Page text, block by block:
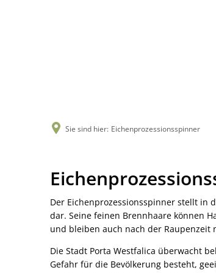
Sie sind hier: Eichenprozessionsspinner
Der Eichenprozessionsspinner stellt in
dar. Seine feinen Brennhaare können
und bleiben auch nach der
Die Stadt Porta Westfalica überwacht
Gefahr für die Bevölkerung besteht,